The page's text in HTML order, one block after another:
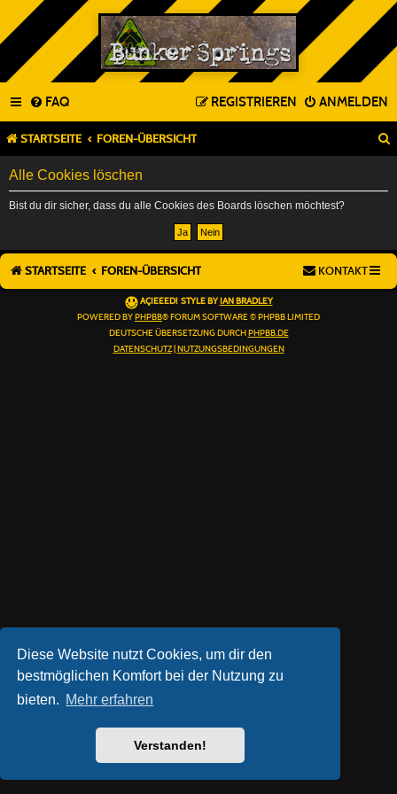
Diese Website nutzt Cookies, um dir den
bestmöglichen Komfort bei der Nutzung zu
bieten. Mehr erfahren
Verstanden!
FAQ ANMELDEN
REGISTRIEREN
STARTSEITE FOREN-ÜBERSICHT
Alle Cookies löschen
Bist du dir sicher, dass du alle Cookies des Boards löschen möchtest?
STARTSEITE FOREN-ÜBERSICHT KONTAKT
AÇIEEED! STYLE BY IAN BRADLEY
POWERED BY PHPBB® FORUM SOFTWARE © PHPBB LIMITED
DEUTSCHE ÜBERSETZUNG DURCH PHPBB.DE
DATENSCHUTZ| NUTZUNGSBEDINGUNGEN